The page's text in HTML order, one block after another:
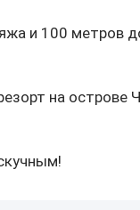
и 100 метров
на острове